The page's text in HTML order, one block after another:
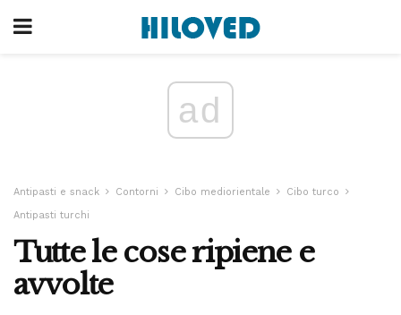
ad
Antipasti e snack Contorni Cibo mediorientale
Cibo turco
Antipasti turchi
Tutte le cose ripiene e
avvolte